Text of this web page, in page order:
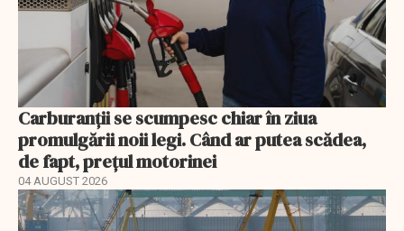
Carburanții se scumpesc chiar în ziua
promulgării noii legi. Când ar putea scădea,
de fapt, prețul motorinei
04 AUGUST 2026